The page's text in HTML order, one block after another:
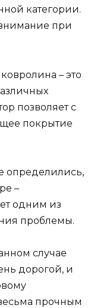
категории.
при
– это
позволяет с
покрытие
определились,
–
одним из
проблемы.
случае
дорогой, и
прочным